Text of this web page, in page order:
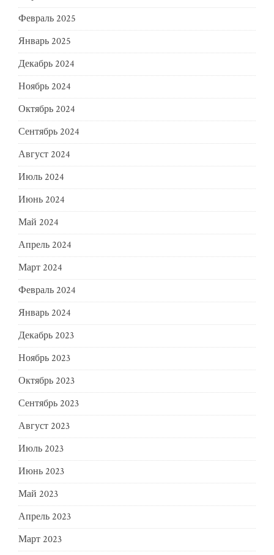
Февраль 2025
Январь 2025
Декабрь 2024
Ноябрь 2024
Октябрь 2024
Сентябрь 2024
Август 2024
Июль 2024
Июнь 2024
Май 2024
Апрель 2024
Март 2024
Февраль 2024
Январь 2024
Декабрь 2023
Ноябрь 2023
Октябрь 2023
Сентябрь 2023
Август 2023
Июль 2023
Июнь 2023
Май 2023
Апрель 2023
Март 2023